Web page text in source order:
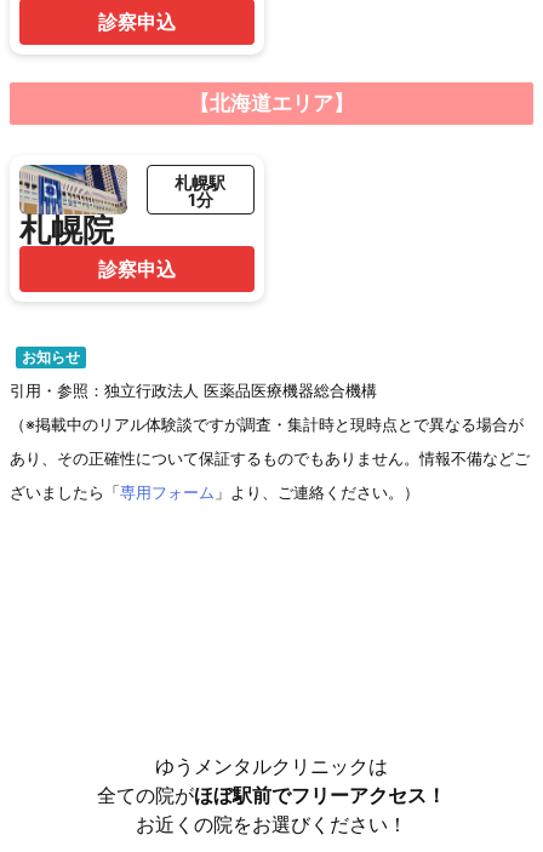
診察申込
【北海道エリア】
札幌院
札幌駅
1分
診察申込
お知らせ
引用・参照：独立行政法人 医薬品医療機器総合機構
（※掲載中のリアル体験談ですが調査・集計時と現時点とで異なる場合が
あり、その正確性について保証するものでもありません。情報不備などご
ざいましたら「専用フォーム 」より、ご連絡ください。）
ゆうメンタルクリニックは
全ての院がほぼ駅前でフリーアクセス！
お近くの院をお選びください！